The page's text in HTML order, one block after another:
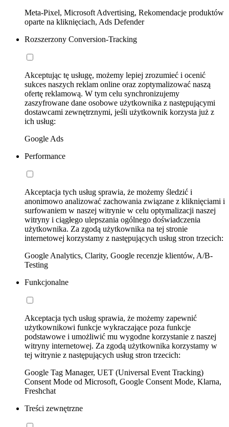
Meta-Pixel, Microsoft Advertising, Rekomendacje produktów
oparte na kliknięciach, Ads Defender
Rozszerzony Conversion-Tracking
Akceptując tę usługę, możemy lepiej zrozumieć i ocenić
sukces naszych reklam online oraz zoptymalizować naszą
ofertę reklamową. W tym celu synchronizujemy
zaszyfrowane dane osobowe użytkownika z następującymi
dostawcami zewnętrznymi, jeśli użytkownik korzysta już z
ich usług:
Google Ads
Performance
Akceptacja tych usług sprawia, że możemy śledzić i
anonimowo analizować zachowania związane z kliknięciami i
surfowaniem w naszej witrynie w celu optymalizacji naszej
witryny i ciągłego ulepszania ogólnego doświadczenia
użytkownika. Za zgodą użytkownika na tej stronie
internetowej korzystamy z następujących usług stron trzecich:
Google Analytics, Clarity, Google recenzje klientów, A/B-
Testing
Funkcjonalne
Akceptacja tych usług sprawia, że możemy zapewnić
użytkownikowi funkcje wykraczające poza funkcje
podstawowe i umożliwić mu wygodne korzystanie z naszej
witryny internetowej. Za zgodą użytkownika korzystamy w
tej witrynie z następujących usług stron trzecich:
Google Tag Manager, UET (Universal Event Tracking)
Consent Mode od Microsoft, Google Consent Mode, Klarna,
Freshchat
Treści zewnętrzne